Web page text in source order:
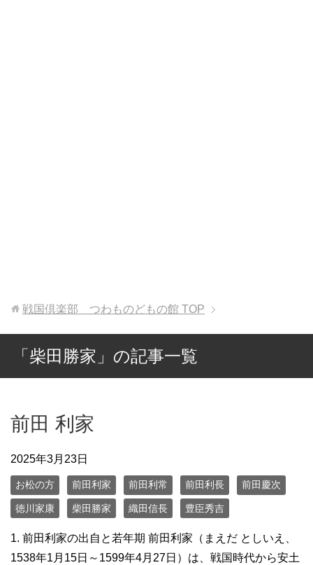
戦国倶楽部 つわものどもの館 TOP
「柴田勝家」の記事一覧
前田 利家
2025年3月23日
お松の方 前田利家 前田利常 前田利長 前田慶次
徳川家康 柴田勝家 織田信長 豊臣秀吉
1. 前田利家の出自と若年期 前田利家（まえだ としいえ、
1538年1月15日～1599年4月27日）は、戦国時代から安土